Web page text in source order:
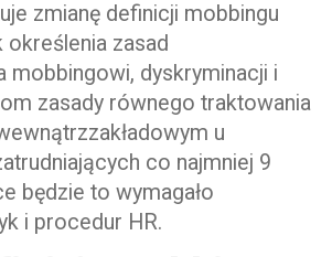
zmianę definicji mobbingu
zasad
mobbingowi, dyskryminacji i
zasady równego traktowania
u
co najmniej 9
będzie to wymagało
i procedur HR.